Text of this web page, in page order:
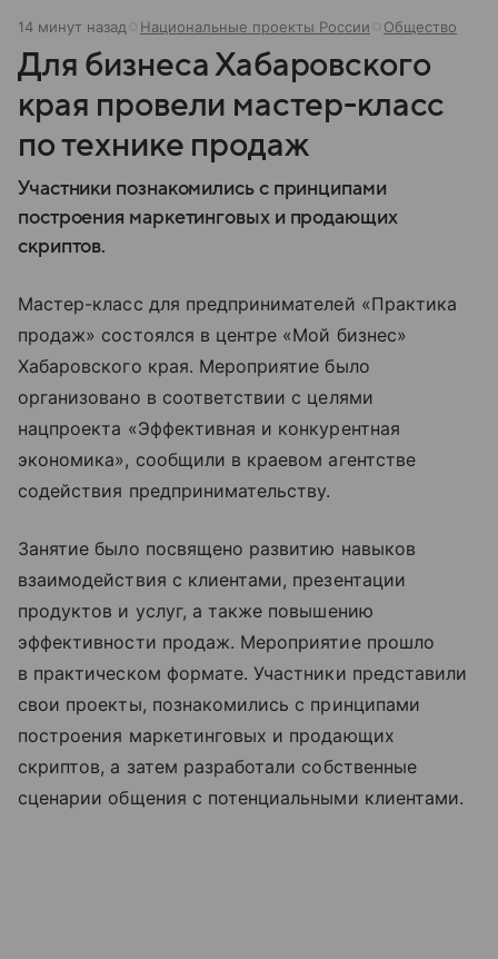
14 минут назад Национальные проекты России Общество
Для бизнеса Хабаровского
края провели мастер-класс
по технике продаж
Участники познакомились с принципами
построения маркетинговых и продающих
скриптов.
Мастер-класс для предпринимателей «Практика
продаж» состоялся в центре «Мой бизнес»
Хабаровского края. Мероприятие было
организовано в соответствии с целями
нацпроекта «Эффективная и конкурентная
экономика», сообщили в краевом агентстве
содействия предпринимательству.
Занятие было посвящено развитию навыков
взаимодействия с клиентами, презентации
продуктов и услуг, а также повышению
эффективности продаж. Мероприятие прошло
в практическом формате. Участники представили
свои проекты, познакомились с принципами
построения маркетинговых и продающих
скриптов, а затем разработали собственные
сценарии общения с потенциальными клиентами.